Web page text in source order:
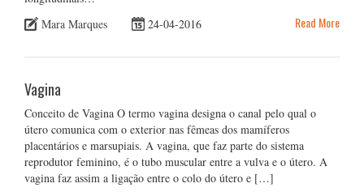
Mara Marques
24-04-2016 Read More
Vagina
Conceito de Vagina O termo vagina designa o canal pelo qual o
útero comunica com o exterior nas fêmeas dos mamíferos
placentários e marsupiais. A vagina, que faz parte do sistema
reprodutor feminino, é o tubo muscular entre a vulva e o útero. A
vagina faz assim a ligação entre o colo do útero e […]